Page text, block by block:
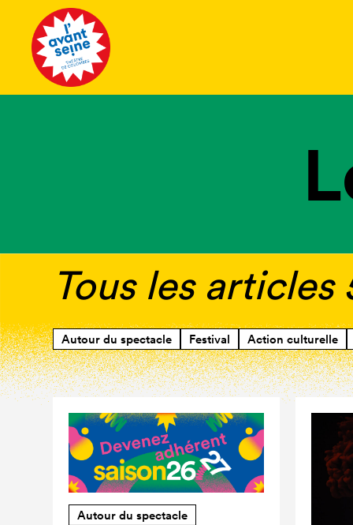
Tous les articles
Autour du spectacle Festival Action culturelle
Autour du spectacle